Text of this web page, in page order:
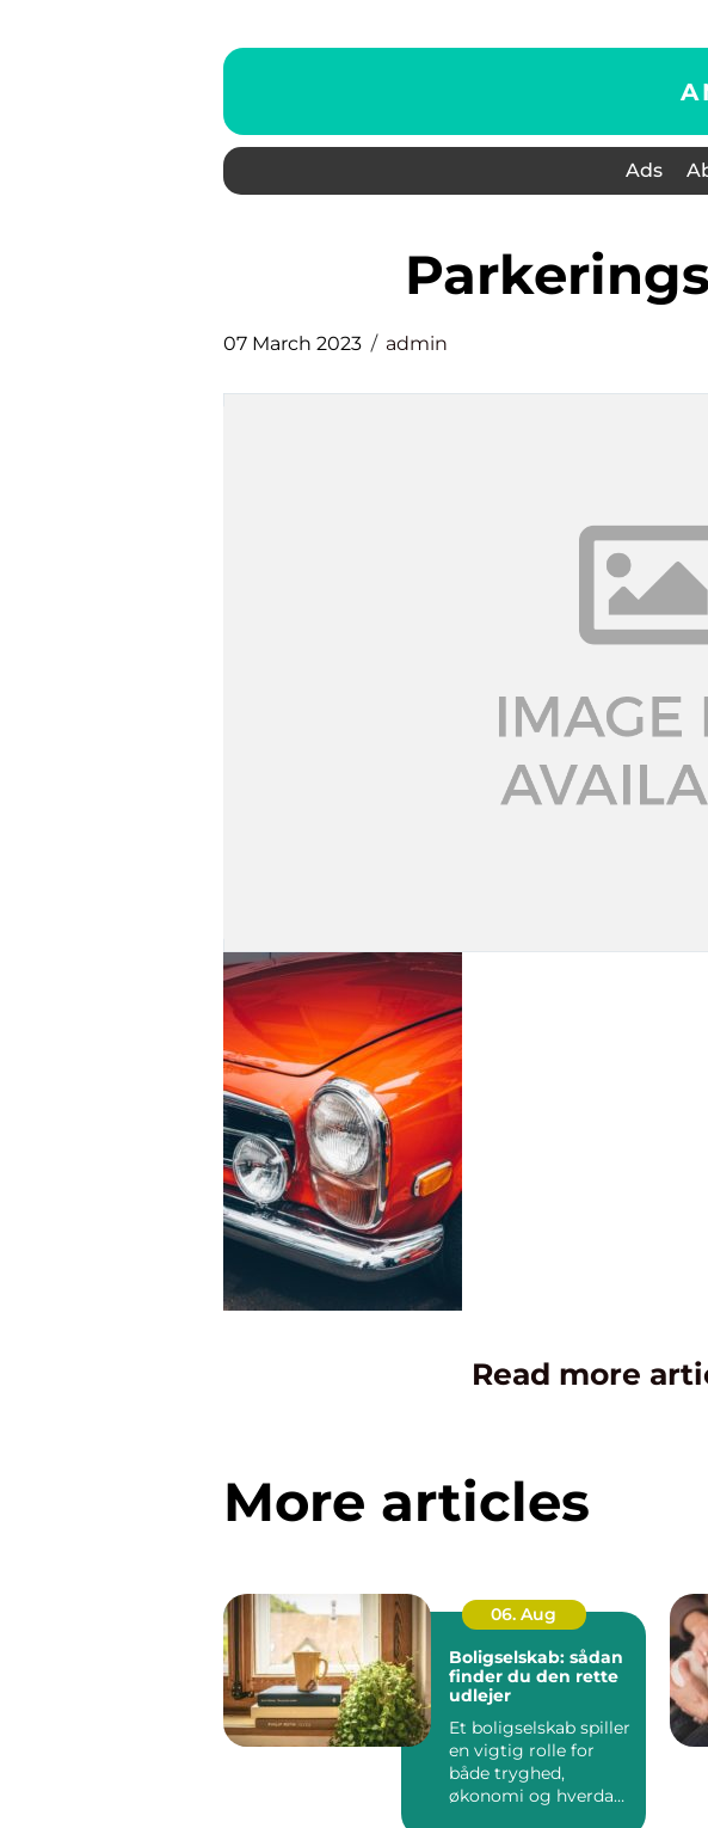
Ads
07 March 2023 admin
Read more
More articles
06. Aug
Boligselskab: sådan
finder du den rette
udlejer
Et boligselskab spiller
en vigtig rolle for
både tryghed,
økonomi og hverdag,